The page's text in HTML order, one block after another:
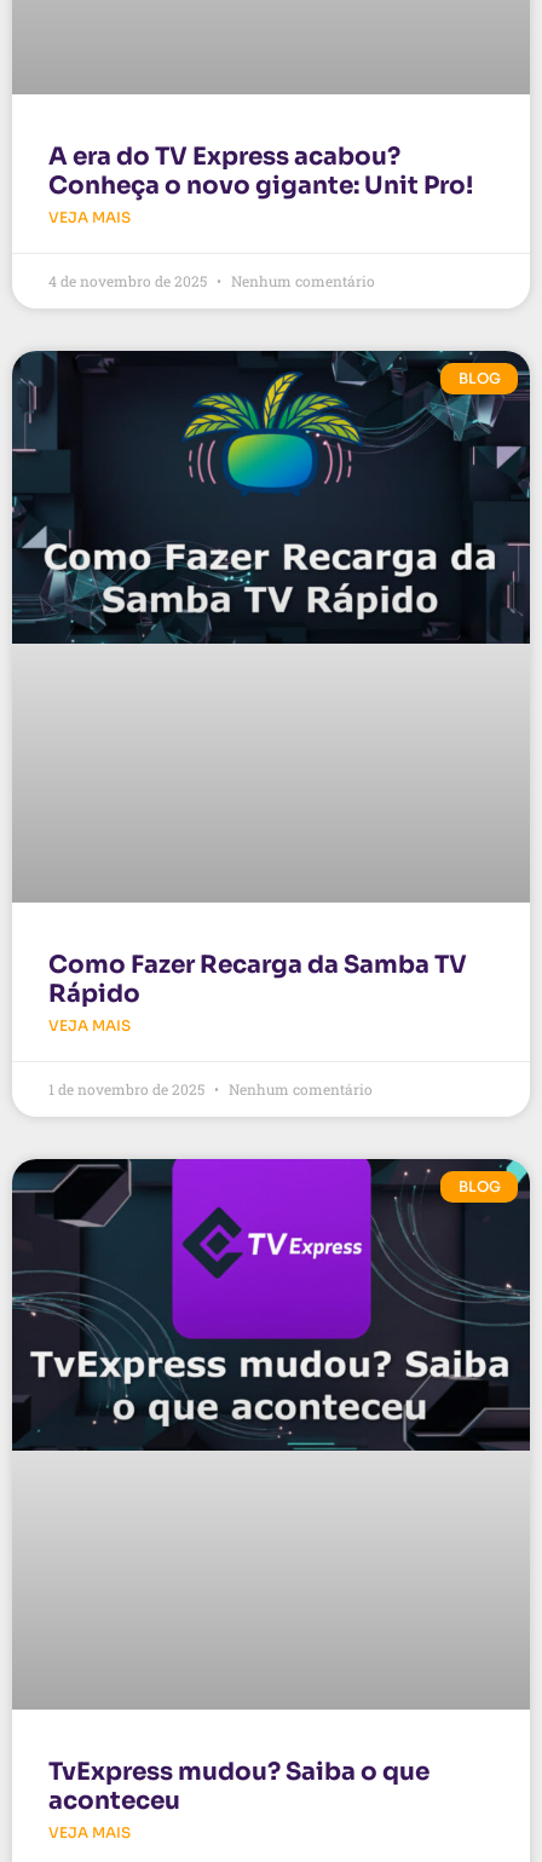
A era do TV Express acabou?
Conheça o novo gigante: Unit Pro!
VEJA MAIS
4 de novembro de 2025 Nenhum comentário
BLOG
Como Fazer Recarga da Samba TV
Rápido
VEJA MAIS
1 de novembro de 2025 Nenhum comentário
BLOG
TvExpress mudou? Saiba o que
aconteceu
VEJA MAIS